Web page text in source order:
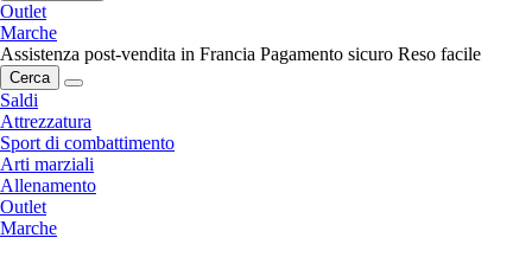
Outlet
Marche
Assistenza post-vendita in Francia Pagamento sicuro Reso facile
Cerca
Saldi
Attrezzatura
Sport di combattimento
Arti marziali
Allenamento
Outlet
Marche